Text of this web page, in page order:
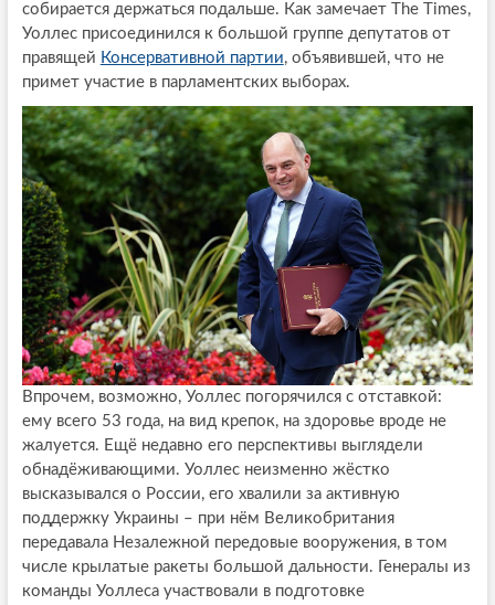
собирается держаться подальше. Как замечает The Times,
Уоллес присоединился к большой группе депутатов от
правящей Консервативной партии, объявившей, что не
примет участие в парламентских выборах.
Впрочем, возможно, Уоллес погорячился с отставкой:
ему всего 53 года, на вид крепок, на здоровье вроде не
жалуется. Ещё недавно его перспективы выглядели
обнадёживающими. Уоллес неизменно жёстко
высказывался о России, его хвалили за активную
поддержку Украины – при нём Великобритания
передавала Незалежной передовые вооружения, в том
числе крылатые ракеты большой дальности. Генералы из
команды Уоллеса участвовали в подготовке